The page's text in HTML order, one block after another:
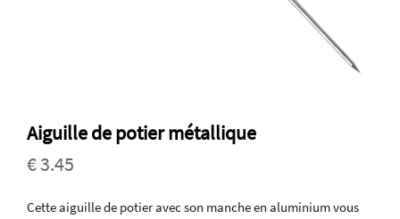
Aiguille de potier métallique
€ 3.45
Cette aiguille de potier avec son manche en aluminium vous